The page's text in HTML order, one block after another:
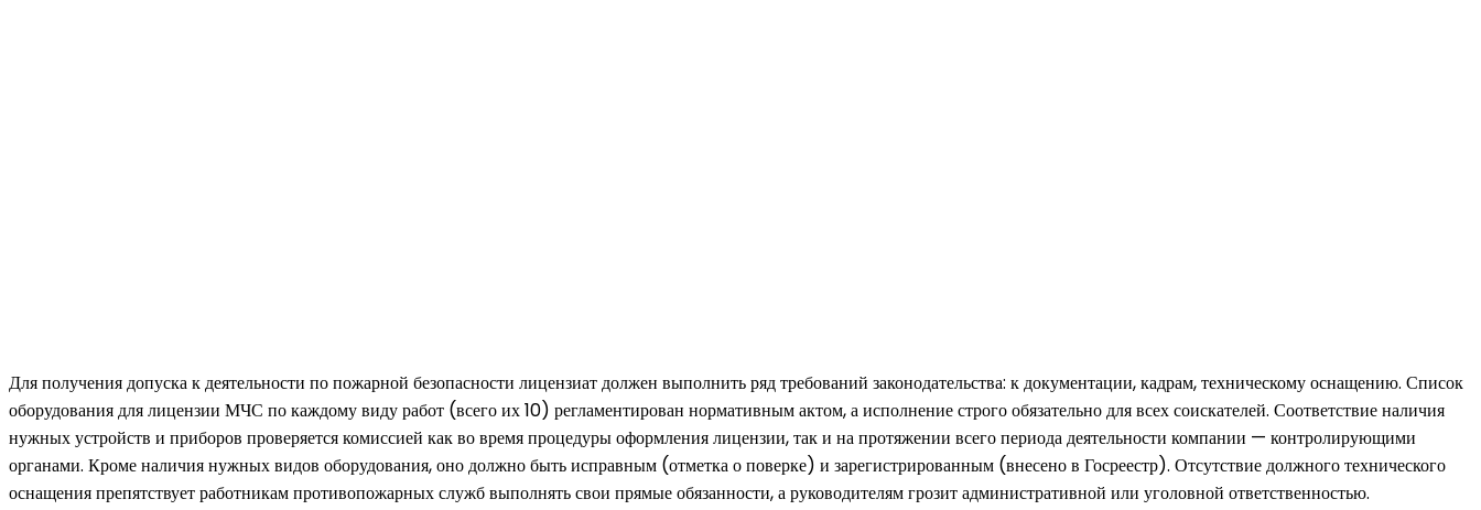
Для получения допуска к деятельности по пожарной безопасности лицензиат должен выполнить ряд требований законодательства: к документации, кадрам, техническому оснащению. Список
оборудования для лицензии МЧС по каждому виду работ (всего их 10) регламентирован нормативным актом, а исполнение строго обязательно для всех соискателей. Соответствие наличия
нужных устройств и приборов проверяется комиссией как во время процедуры оформления лицензии, так и на протяжении всего периода деятельности компании — контролирующими
органами. Кроме наличия нужных видов оборудования, оно должно быть исправным (отметка о поверке) и зарегистрированным (внесено в Госреестр). Отсутствие должного технического
оснащения препятствует работникам противопожарных служб выполнять свои прямые обязанности, а руководителям грозит административной или уголовной ответственностью.